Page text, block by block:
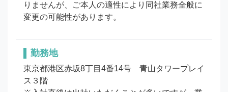
りませんが、ご本人の適性により同社業務全般に
変更の可能性があります。
勤務地
東京都港区赤坂8丁目4番14号　青山タワープレイ
ス３階